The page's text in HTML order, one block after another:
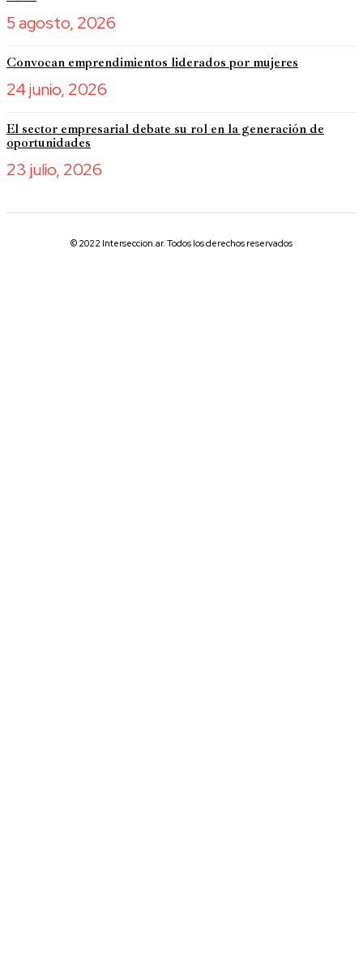
5 agosto, 2026
Convocan emprendimientos liderados por mujeres
24 junio, 2026
El sector empresarial debate su rol en la generación de
oportunidades
23 julio, 2026
© 2022 Interseccion.ar. Todos los derechos reservados